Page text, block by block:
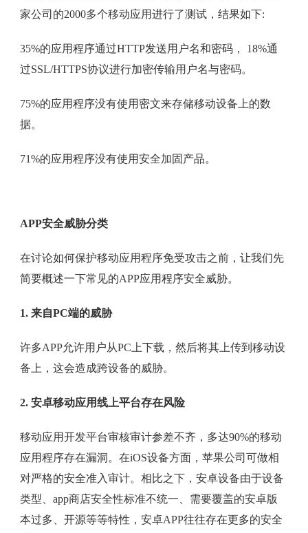
家公司的2000多个移动应用进行了测试，结果如下:
35%的应用程序通过HTTP发送用户名和密码， 18%通
过SSL/HTTPS协议进行加密传输用户名与密码。
75%的应用程序没有使用密文来存储移动设备上的数
据。
71%的应用程序没有使用安全加固产品。
APP安全威胁分类
在讨论如何保护移动应用程序免受攻击之前，让我们先
简要概述一下常见的APP应用程序安全威胁。
1. 来自PC端的威胁
许多APP允许用户从PC上下载，然后将其上传到移动设
备上，这会造成跨设备的威胁。
2. 安卓移动应用线上平台存在风险
移动应用开发平台审核审计参差不齐，多达90%的移动
应用程序存在漏洞。在iOS设备方面，苹果公司可做相
对严格的安全准入审计。相比之下，安卓设备由于设备
类型、app商店安全性标准不统一、需要覆盖的安卓版
本过多、开源等等特性，安卓APP往往存在更多的安全